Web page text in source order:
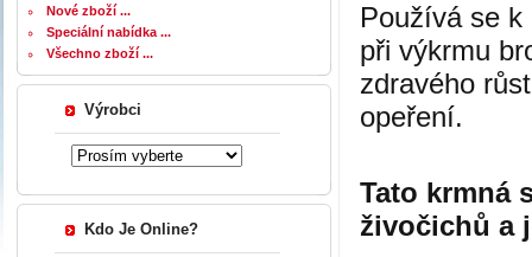
Nové zboží ...
Speciální nabídka ...
Všechno zboží ...
Výrobci
Kdo Je Online?
Používá se
při výkrmu
zdravého
opeření.
Tato krmná
živočichů a